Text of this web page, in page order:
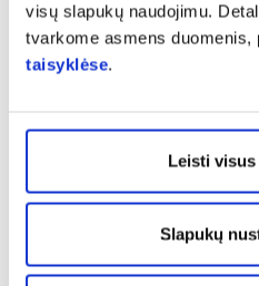
visų slapukų naudojimu.
tvarkome asmens duomenis,
taisyklėse.
Leisti
Slapukų